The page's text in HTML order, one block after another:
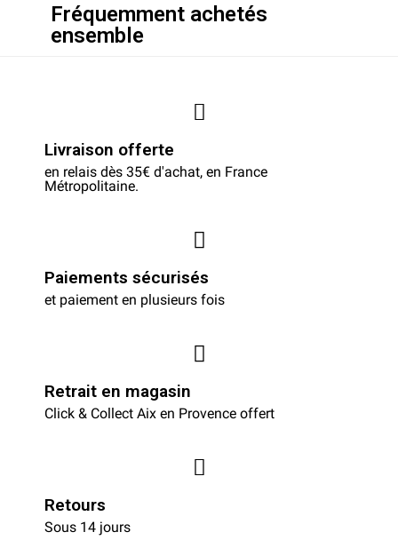
Fréquemment achetés
ensemble
Livraison offerte
en relais dès 35€ d'achat, en France
Métropolitaine.
Paiements sécurisés
et paiement en plusieurs fois
Retrait en magasin
Click & Collect Aix en Provence offert
Retours
Sous 14 jours